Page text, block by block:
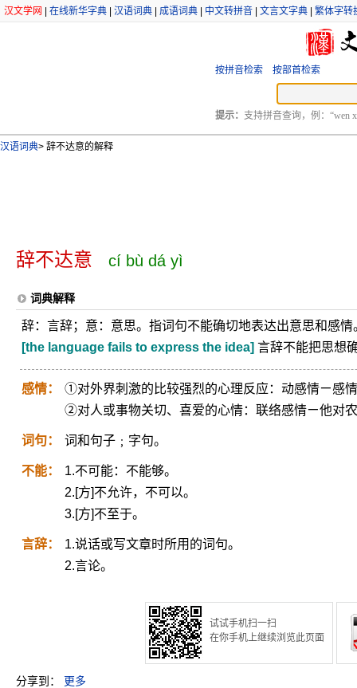
汉文学网 在线新华字典 汉语词典 成语词典 中文转拼音 文言文字典 繁体字转
按拼音检索 按部首检索
提示： 支持拼音查询，例：“wen
汉语词典> 辞不达意的解释
辞不达意 cí bù dá yì
词典解释
辞：言辞；意：意思。指词句不能确切地表达出意思和感情
[the language fails to express the idea] 言辞不能把思想
感情：
①对外界刺激的比较强烈的心理反应：动感情ㄧ感
②对人或事物关切、喜爱的心情：联络感情ㄧ他对
词句： 词和句子﹔字句。
不能：
1.不可能：不能够。
2.[方]不允许，不可以。
3.[方]不至于。
言辞：
1.说话或写文章时所用的词句。
2.言论。
试试手机扫一扫
在你手机上继续浏览此页面
分享到： 更多